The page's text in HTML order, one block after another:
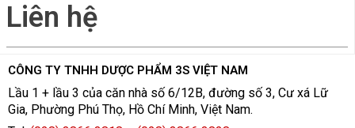
Liên hệ
CÔNG TY TNHH DƯỢC PHẨM 3S VIỆT NAM
Lầu 1 + lầu 3 của căn nhà số 6/12B, đường số 3, Cư xá Lữ
Gia, Phường Phú Thọ, Hồ Chí Minh, Việt Nam.